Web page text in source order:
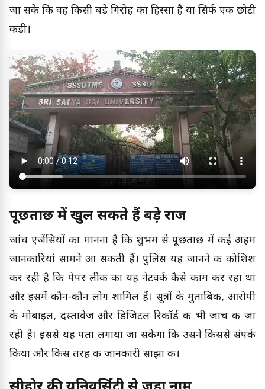
जा सके कि वह किसी बड़े गिरोह का हिस्सा है या सिर्फ एक छोटी
कड़ी।
पूछताछ में खुल सकते हैं बड़े राज
जांच एजेंसियों का मानना है कि शुभम से पूछताछ में कई अहम
जानकारियां सामने आ सकती हैं। पुलिस यह जानने की कोशिश
कर रही है कि पेपर लीक का यह नेटवर्क कैसे काम कर रहा था
और इसमें कौन-कौन लोग शामिल हैं। सूत्रों के मुताबिक, आरोपी
के मोबाइल, दस्तावेज और डिजिटल रिकॉर्ड की भी जांच की जा
रही है। इससे यह पता लगाया जा सकेगा कि उसने किससे संपर्क
किया और किस तरह की जानकारी साझा की।